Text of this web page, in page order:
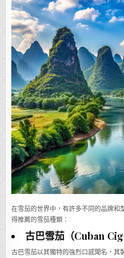
在雪茄的世界中，有許多不同的品牌和
得推薦的雪茄種類：
古巴雪茄（Cuban
古巴雪茄以其獨特的強烈口感聞名，其